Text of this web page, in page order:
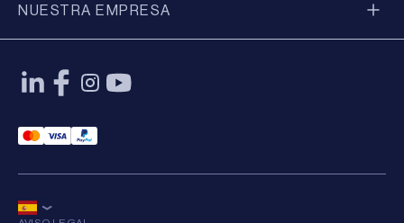
NUESTRA EMPRESA
Mastercard Payment
Visa Payment
Paypal Payment